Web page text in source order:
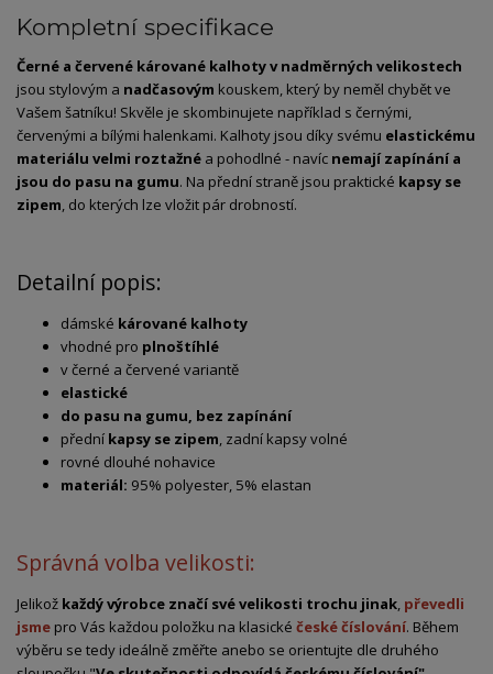
Kompletní specifikace
Černé a červené kárované kalhoty v nadměrných velikostech
jsou stylovým a nadčasovým kouskem, který by neměl chybět ve
Vašem šatníku! Skvěle je skombinujete například s černými,
červenými a bílými halenkami. Kalhoty jsou díky svému elastickému
materiálu velmi roztažné a pohodlné - navíc nemají zapínání a
jsou do pasu na gumu. Na přední straně jsou praktické kapsy se
zipem, do kterých lze vložit pár drobností.
Detailní popis:
dámské kárované kalhoty
vhodné pro plnoštíhlé
v černé a červené variantě
elastické
do pasu na gumu, bez zapínání
přední kapsy se zipem, zadní kapsy volné
rovné dlouhé nohavice
materiál: 95% polyester, 5% elastan
Správná volba velikosti:
Jelikož každý výrobce značí své velikosti trochu jinak, převedli
jsme pro Vás každou položku na klasické české číslování. Během
výběru se tedy ideálně změřte anebo se orientujte dle druhého